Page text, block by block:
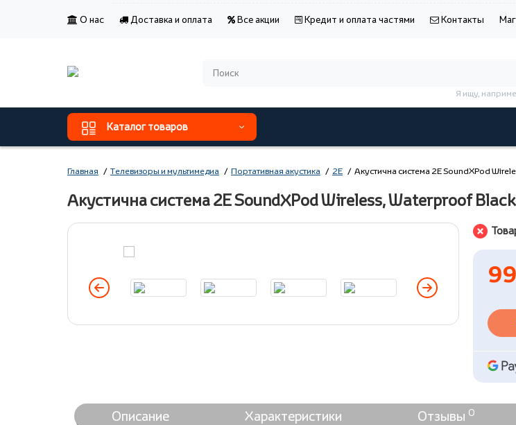
О нас Доставка и оплата Все акции Кредит и оплата частями Контакты
Я ищу,
Каталог товаров
Главная Телевизоры и мультимедиа Портативная акустика 2E Акустична система 2E SoundXPod
Акустична система 2E SoundXPod Wireless, Waterproof
Описание Характеристики Отзывы 0